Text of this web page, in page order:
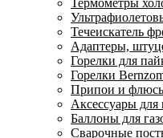
Термометры
Течеискатель
Адаптеры,
Горелки для
Горелки
Припои и
Аксессуары для
Баллоны для
Сварочные